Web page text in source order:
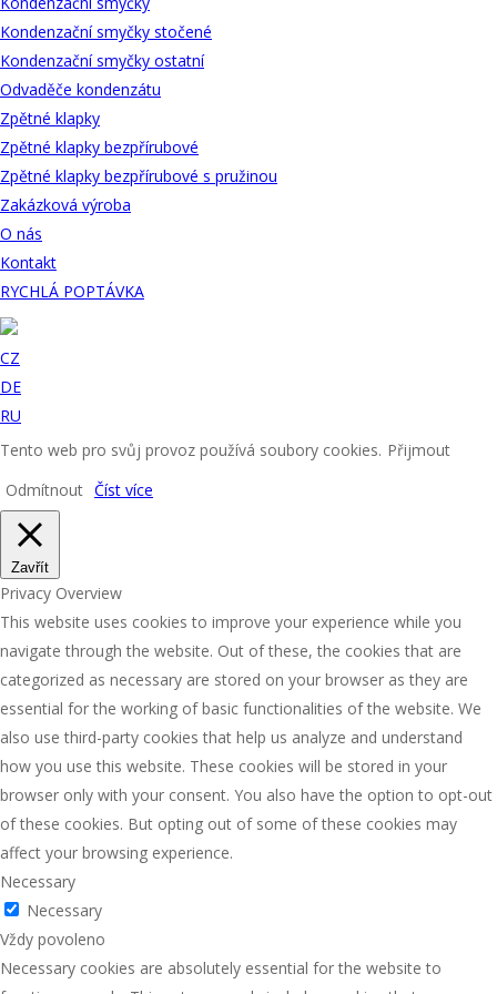
Kondenzační smyčky stočené
Kondenzační smyčky ostatní
Odvaděče kondenzátu
Zpětné klapky
Zpětné klapky bezpřírubové
Zpětné klapky bezpřírubové s pružinou
Zakázková výroba
O nás
Kontakt
RYCHLÁ POPTÁVKA
CZ
DE
RU
Tento web pro svůj provoz používá soubory cookies. Přijmout
Odmítnout Číst více
Zavřít
Privacy Overview
This website uses cookies to improve your experience while you
navigate through the website. Out of these, the cookies that are
categorized as necessary are stored on your browser as they are
essential for the working of basic functionalities of the website. We
also use third-party cookies that help us analyze and understand
how you use this website. These cookies will be stored in your
browser only with your consent. You also have the option to opt-out
of these cookies. But opting out of some of these cookies may
affect your browsing experience.
Necessary
Necessary
Vždy povoleno
Necessary cookies are absolutely essential for the website to